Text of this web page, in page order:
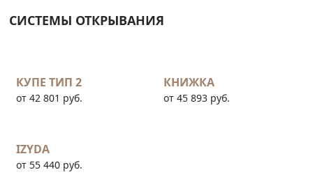
СИСТЕМЫ ОТКРЫВАНИЯ
КУПЕ ТИП 2
от 42 801 руб.
КНИЖКА
от 45 893 руб.
IZYDA
от 55 440 руб.